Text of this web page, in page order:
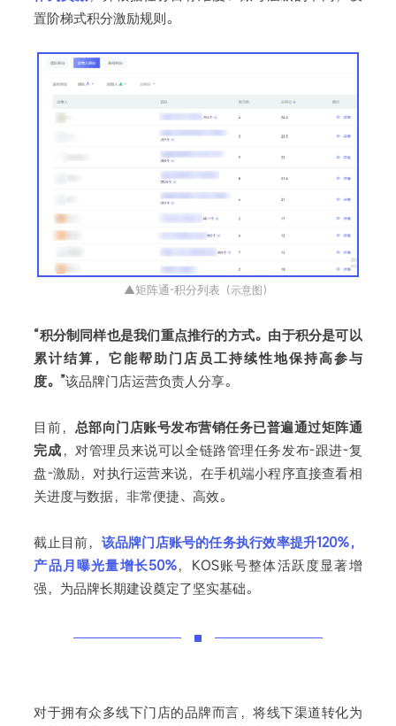
置阶梯式积分激励规则。
▲矩阵通-积分列表 （示意图）
“积分制同样也是我们重点推行的方式。由于积分是可以
累计结算，它能帮助门店员工持续性地保持高参与
度。”该品牌门店运营负责人分享。
目前， 总部向门店账号发布营销任务已普遍通过矩阵通
完成 ，对管理员来说可以全链路管理任务发布-跟进-复
盘-激励，对执行运营来说，在手机端小程序直接查看相
关进度与数据，非常便捷、高效。
截止目前， 该品牌门店账号的任务执行效率提升120%，
产品月曝光量增长50%，KOS账号整体活跃度显著增
强，为品牌长期建设奠定了坚实基础。
对于拥有众多线下门店的品牌而言，将线下渠道转化为